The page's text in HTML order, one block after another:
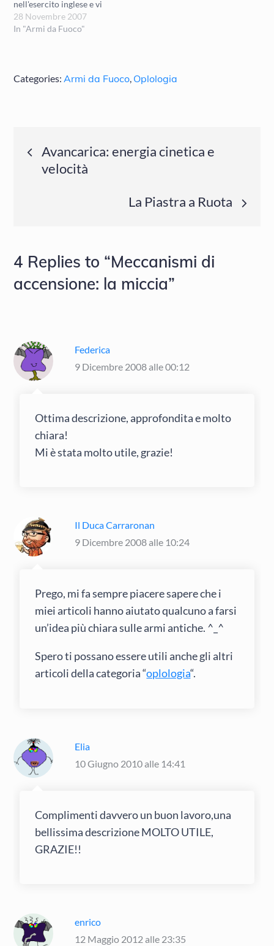
nell'esercito inglese e vi
siete fatti un'idea della sua
precisione. Sul discorso
nemmeno in balistica,
28 Novembre 2007
In "Armi da Fuoco"
Categories: Armi da Fuoco Oplologia
Navigazione
articoli
Avancarica: energia cinetica e
velocità
La Piastra a Ruota
4 Replies to “Meccanismi di
accensione: la miccia”
Federica
9 Dicembre 2008 alle 00:12
Ottima descrizione, approfondita e molto
chiara!
Mi è stata molto utile, grazie!
Il Duca Carraronan
9 Dicembre 2008 alle 10:24
Prego, mi fa sempre piacere sapere che i
miei articoli hanno aiutato qualcuno a farsi
un’idea più chiara sulle armi antiche. ^_^
Spero ti possano essere utili anche gli altri
articoli della categoria “oplologia“.
Elia
10 Giugno 2010 alle 14:41
Complimenti davvero un buon lavoro,una
bellissima descrizione MOLTO UTILE,
GRAZIE!!
enrico
12 Maggio 2012 alle 23:35